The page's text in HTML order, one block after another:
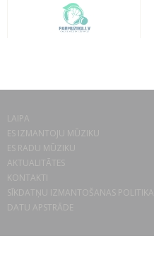
LAIPA
ES IZMANTOJU MŪZIKU
ES RADU MŪZIKU
AKTUALITĀTES
KONTAKTI
SĪKDATŅU IZMANTOŠANAS POLITIKA
DATU APSTRĀDE